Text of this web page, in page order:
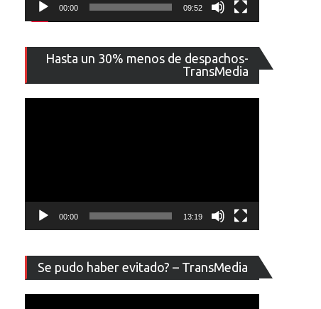
00:00 09:52
Hasta un 30% menos de despachos-
TransMedia
de
vídeo
00:00 13:19
Se pudo haber evitado? – TransMedia
de
vídeo